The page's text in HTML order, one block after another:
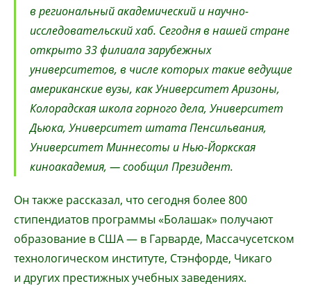
в региональный академический и научно-
исследовательский хаб. Сегодня в нашей стране
открыто 33 филиала зарубежных
университетов, в числе которых такие ведущие
американские вузы, как Университет Аризоны,
Колорадская школа горного дела, Университет
Дьюка, Университет штата Пенсильвания,
Университет Миннесоты и Нью-Йоркская
киноакадемия, — сообщил Президент.
Он также рассказал, что сегодня более 800
стипендиатов программы «Болашак» получают
образование в США — в Гарварде, Массачусетском
технологическом институте, Стэнфорде, Чикаго
и других престижных учебных заведениях.